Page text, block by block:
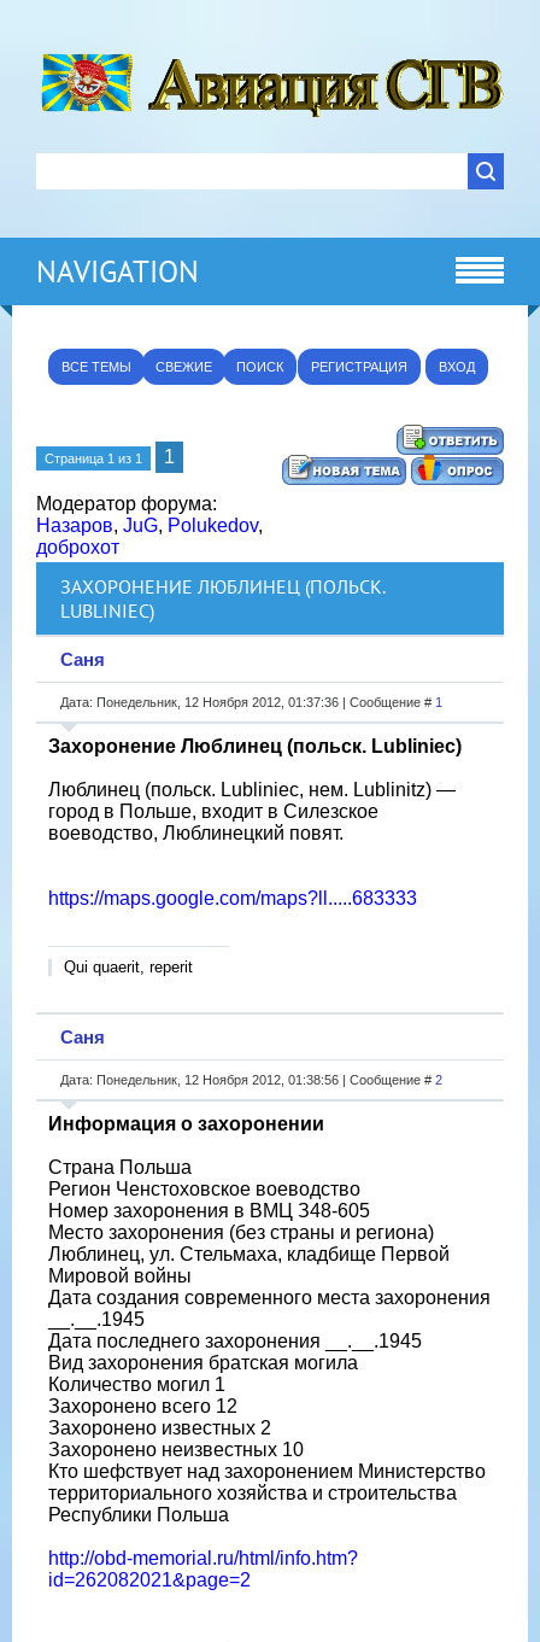
NAVIGATION
ВСЕ ТЕМЫ СВЕЖИЕ ПОИСК РЕГИСТРАЦИЯ ВХОД
Страница 1 из 1 1
Модератор форума:
Назаров, JuG, Polukedov,
доброхот
ЗАХОРОНЕНИЕ ЛЮБЛИНЕЦ (ПОЛЬСК.
LUBLINIEC)
Саня
Дата: Понедельник, 12 Ноября 2012, 01:37:36 | Сообщение # 1
Захоронение Люблинец (польск. Lubliniec)
Люблинец (польск. Lubliniec, нем. Lublinitz) —
город в Польше, входит в Силезское
воеводство, Люблинецкий повят.
https://maps.google.com/maps?ll.....683333
Qui quaerit, reperit
Саня
Дата: Понедельник, 12 Ноября 2012, 01:38:56 | Сообщение # 2
Информация о захоронении
Страна Польша
Регион Ченстоховское воеводство
Номер захоронения в ВМЦ З48-605
Место захоронения (без страны и региона)
Люблинец, ул. Стельмаха, кладбище Первой
Мировой войны
Дата создания современного места захоронения
__.__.1945
Дата последнего захоронения __.__.1945
Вид захоронения братская могила
Количество могил 1
Захоронено всего 12
Захоронено известных 2
Захоронено неизвестных 10
Кто шефствует над захоронением Министерство
территориального хозяйства и строительства
Республики Польша
http://obd-memorial.ru/html/info.htm?
id=262082021&page=2